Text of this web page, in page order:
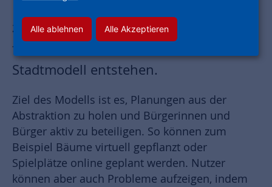
ProjektStadt lassen für Kelsterbach –
zum ersten Mal in Hessen – ein
fotorealistisches, dreidimensionales
Stadtmodell entstehen.
Ziel des Modells ist es, Planungen aus der
Abstraktion zu holen und Bürgerinnen und
Bürger aktiv zu beteiligen. So können zum
Beispiel Bäume virtuell gepflanzt oder
Spielplätze online geplant werden. Nutzer
können aber auch Probleme aufzeigen, indem
Alle ablehnen Alle Akzeptieren